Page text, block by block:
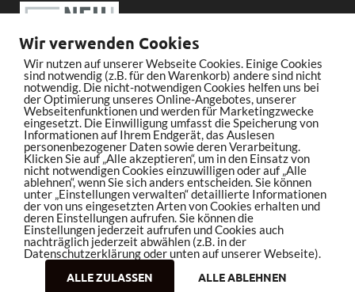
Wir verwenden Cookies
Wir nutzen auf unserer Webseite Cookies. Einige Cookies
sind notwendig (z.B. für den Warenkorb) andere sind nicht
notwendig. Die nicht-notwendigen Cookies helfen uns bei
der Optimierung unseres Online-Angebotes, unserer
Webseitenfunktionen und werden für Marketingzwecke
eingesetzt. Die Einwilligung umfasst die Speicherung von
Informationen auf Ihrem Endgerät, das Auslesen
personenbezogener Daten sowie deren Verarbeitung.
Klicken Sie auf „Alle akzeptieren“, um in den Einsatz von
nicht notwendigen Cookies einzuwilligen oder auf „Alle
ablehnen“, wenn Sie sich anders entscheiden. Sie können
unter „Einstellungen verwalten“ detaillierte Informationen
der von uns eingesetzten Arten von Cookies erhalten und
deren Einstellungen aufrufen. Sie können die
Einstellungen jederzeit aufrufen und Cookies auch
nachträglich jederzeit abwählen (z.B. in der
Datenschutzerklärung oder unten auf unserer Webseite).
ALLE ZULASSEN
ALLE ABLEHNEN